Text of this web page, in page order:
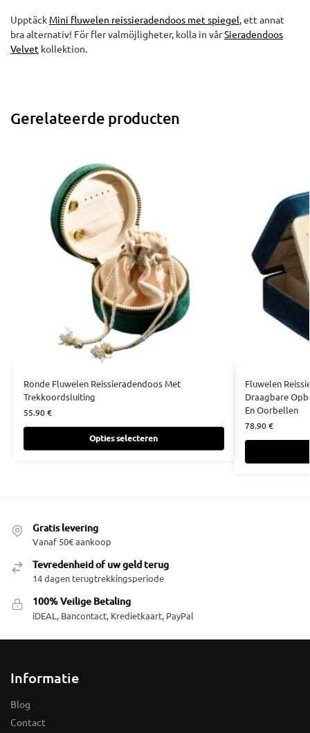
Upptäck Mini fluwelen reissieradendoos met spiegel, ett annat
bra alternativ! För fler valmöjligheter, kolla in vårSieradendoos
Velvet kollektion.
Gerelateerde producten
Ronde Fluwelen Reissieradendoos Met
Trekkoordsluiting
55.90€
Opties selecteren
Fluwelen
Draagbare
En Oorbellen
78.90€
Gratis levering
Vanaf 50€ aankoop
Tevredenheid of uw geld terug
14 dagen terugtrekkingsperiode
100% Veilige Betaling
iDEAL, Bancontact, Kredietkaart, PayPal
Informatie
Blog
Contact